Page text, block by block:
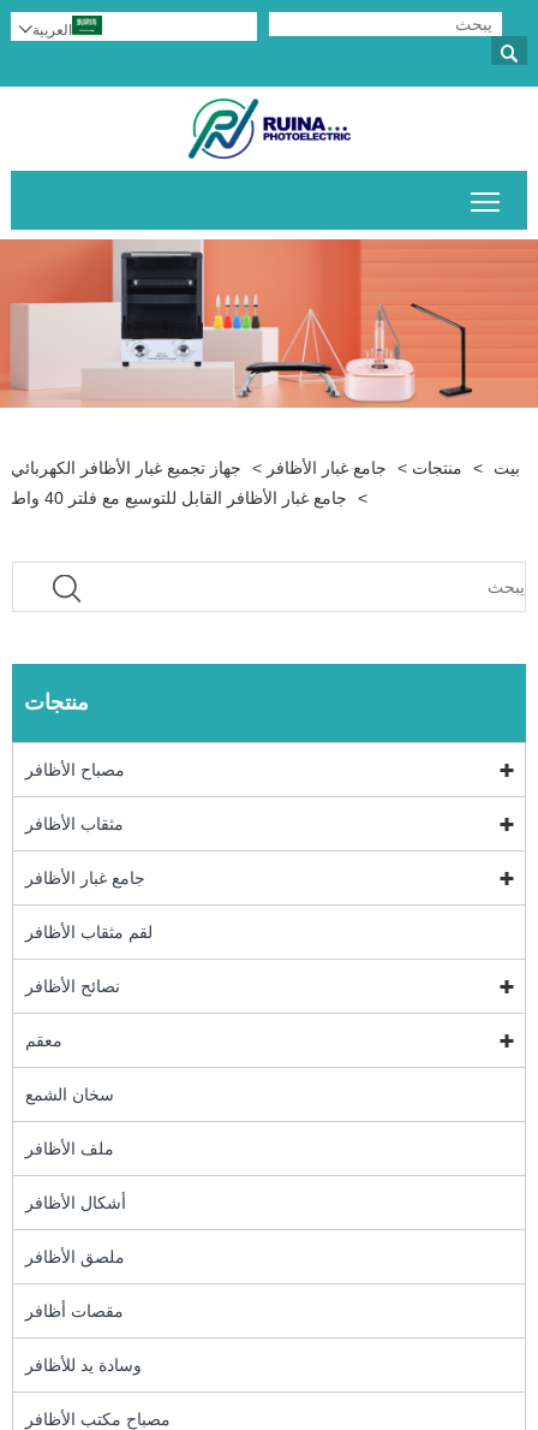

العربية
بيت > منتجات > جامع غبار الأظافر >
جهاز تجميع غبار الأظافر الكهربائي
>
جامع غبار الأظافر القابل للتوسيع مع فلتر 40 واط
منتجات
مصباح الأظافر
مثقاب الأظافر
جامع غبار الأظافر
لقم مثقاب الأظافر
نصائح الأظافر
معقم
سخان الشمع
ملف الأظافر
أشكال الأظافر
ملصق الأظافر
مقصات أظافر
وسادة يد للأظافر
مصباح مكتب الأظافر